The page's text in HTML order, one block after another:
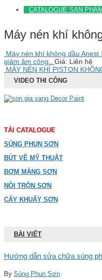
CATALOGUE SẢN PHẨM
Máy nén khí
Máy nén khí không dầu
giảm âm công.. Giá: Liên hệ
MÁY NÉN KHÍ PISTON
VIDEO THI CÔNG
TẢI CATALOGUE
SÚNG PHUN SƠN
BÚT VẼ MỸ THUẬT
BƠM MÀNG SƠN
NỒI TRỘN SƠN
CÂY KHUẤY SƠN
BÀI VIẾT
Hướng dẫn sửa chữa súng
By Súng Phun Sơn